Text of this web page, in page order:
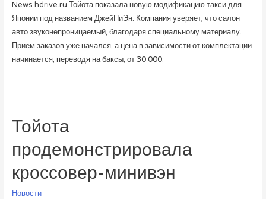
News hdrive.ru Тойота показала новую модификацию такси для
Японии под названием ДжейПиЭн. Компания уверяет, что салон
авто звуконепроницаемый, благодаря специальному материалу.
Прием заказов уже начался, а цена в зависимости от комплектации
начинается, переводя на баксы, от 30 000.
Тойота
продемонстрировала
кроссовер-минивэн
Новости